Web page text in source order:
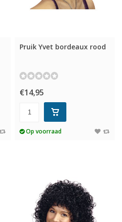
Pruik Yvet bordeaux rood
€14,95
Op voorraad